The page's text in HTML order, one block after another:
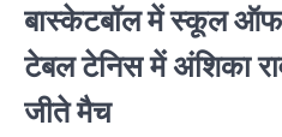
बास्केटबॉल में स्कूल ऑफ
टेबल टेनिस में अंशिका
जीते मैच